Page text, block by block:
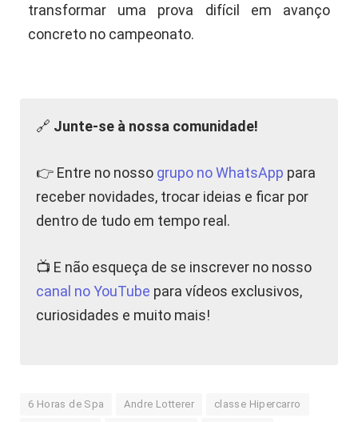
transformar uma prova difícil em avanço
concreto no campeonato.
🔗 Junte-se à nossa comunidade!
👉 Entre no nosso grupo no WhatsApp para
receber novidades, trocar ideias e ficar por
dentro de tudo em tempo real.
📺 E não esqueça de se inscrever no nosso
canal no YouTube para vídeos exclusivos,
curiosidades e muito mais!
6 Horas de Spa Andre Lotterer classe Hipercarro